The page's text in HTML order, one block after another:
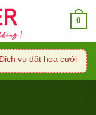
0
vụ đặt hoa cưới, xe